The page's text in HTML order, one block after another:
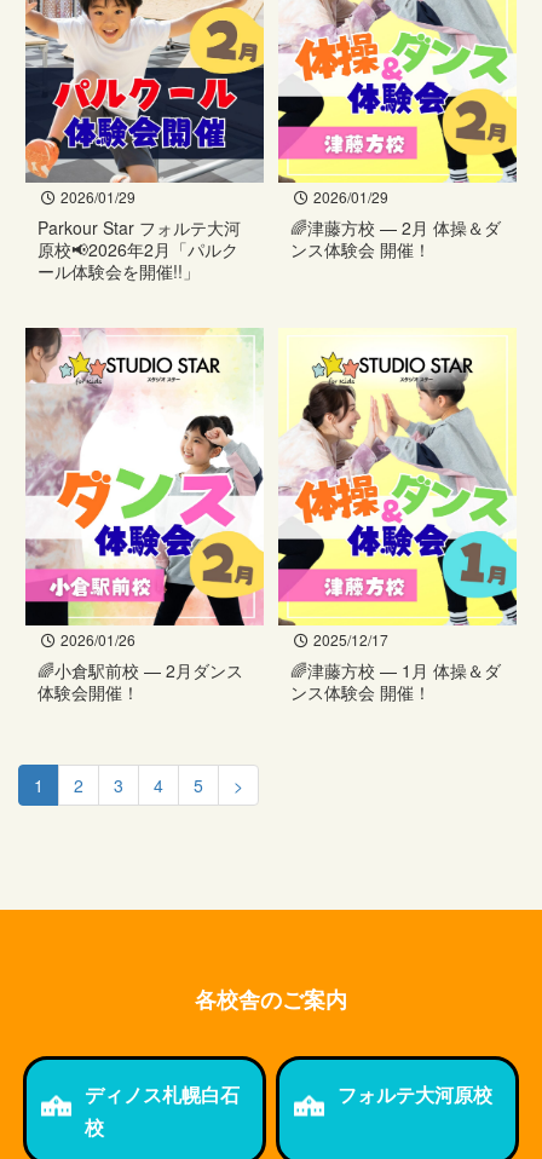
2026/01/29
Parkour Star フォルテ大河
原校📢2026年2月「パルク
ール体験会を開催!!」
2026/01/29
🌈津藤方校 — 2月 体操＆ダ
ンス体験会 開催！
2026/01/26
🌈小倉駅前校 — 2月ダンス
体験会開催！
2025/12/17
🌈津藤方校 — 1月 体操＆ダ
ンス体験会 開催！
1 2 3 4 5 >
各校舎のご案内
ディノス札幌白石
校
フォルテ大河原校